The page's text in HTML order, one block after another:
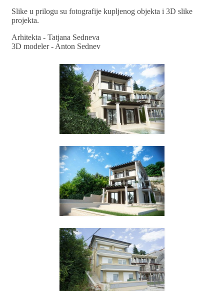
Slike u prilogu su fotografije kupljenog objekta i 3D slike
projekta.
Arhitekta - Tatjana Sedneva
3D modeler - Anton Sednev